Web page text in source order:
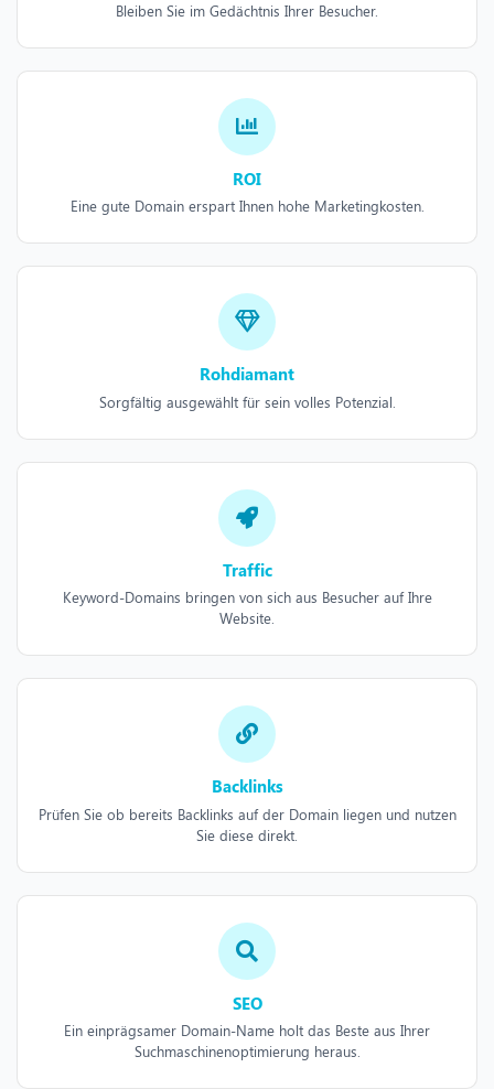
Bleiben Sie im Gedächtnis Ihrer Besucher.
ROI
Eine gute Domain erspart Ihnen hohe Marketingkosten.
Rohdiamant
Sorgfältig ausgewählt für sein volles Potenzial.
Traffic
Keyword-Domains bringen von sich aus Besucher auf Ihre
Website.
Backlinks
Prüfen Sie ob bereits Backlinks auf der Domain liegen und nutzen
Sie diese direkt.
SEO
Ein einprägsamer Domain-Name holt das Beste aus Ihrer
Suchmaschinenoptimierung heraus.